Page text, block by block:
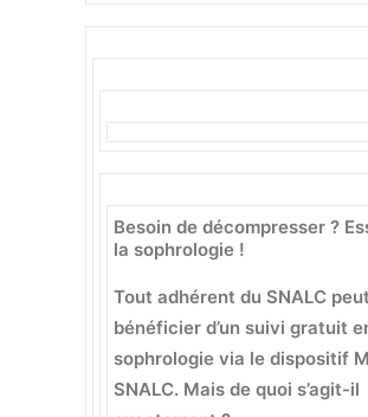
Besoin de décompresser ?
la sophrologie !
Tout adhérent du SNALC peut
bénéficier d’un suivi gratuit
sophrologie via le dispositif
SNALC. Mais de quoi s’agit-il